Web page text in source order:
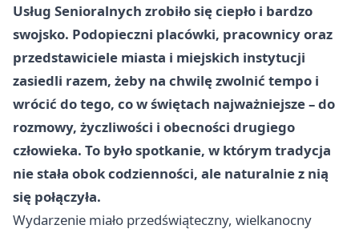
Usług Senioralnych zrobiło się ciepło i bardzo
swojsko. Podopieczni placówki, pracownicy oraz
przedstawiciele miasta i miejskich instytucji
zasiedli razem, żeby na chwilę zwolnić tempo i
wrócić do tego, co w świętach najważniejsze – do
rozmowy, życzliwości i obecności drugiego
człowieka. To było spotkanie, w którym tradycja
nie stała obok codzienności, ale naturalnie z nią
się połączyła.
Wydarzenie miało przedświąteczny, wielkanocny